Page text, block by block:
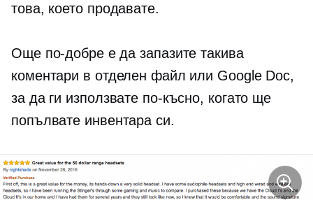
това, което продавате.
Още по-добре е да запазите такива
коментари в отделен файл или Google Doc,
за да ги използвате по-късно, когато ще
попълвате инвентара си.